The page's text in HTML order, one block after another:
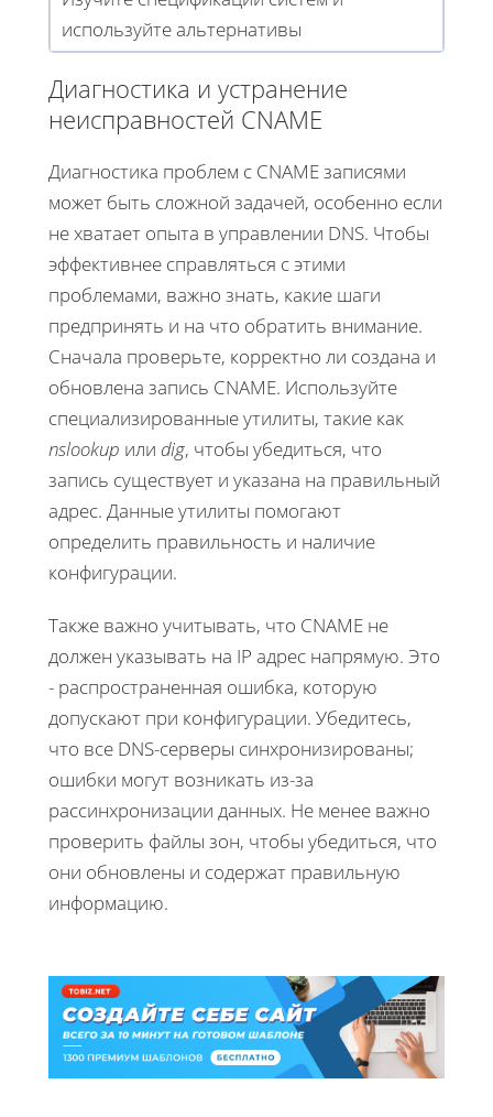
используйте альтернативы
Диагностика и устранение
неисправностей CNAME
Диагностика проблем с CNAME записями
может быть сложной задачей, особенно если
не хватает опыта в управлении DNS. Чтобы
эффективнее справляться с этими
проблемами, важно знать, какие шаги
предпринять и на что обратить внимание.
Сначала проверьте, корректно ли создана и
обновлена запись CNAME. Используйте
специализированные утилиты, такие как
nslookup или dig, чтобы убедиться, что
запись существует и указана на правильный
адрес. Данные утилиты помогают
определить правильность и наличие
конфигурации.
Также важно учитывать, что CNAME не
должен указывать на IP адрес напрямую. Это
- распространенная ошибка, которую
допускают при конфигурации. Убедитесь,
что все DNS-серверы синхронизированы;
ошибки могут возникать из-за
рассинхронизации данных. Не менее важно
проверить файлы зон, чтобы убедиться, что
они обновлены и содержат правильную
информацию.